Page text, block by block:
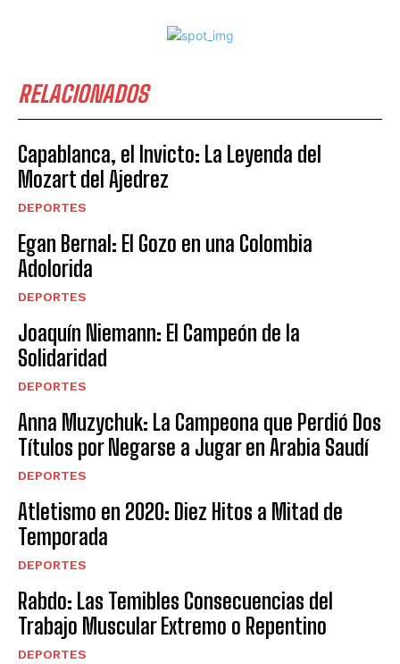
RELACIONADOS
Capablanca, el Invicto: La Leyenda del
Mozart del Ajedrez
DEPORTES
Egan Bernal: El Gozo en una Colombia
Adolorida
DEPORTES
Joaquín Niemann: El Campeón de la
Solidaridad
DEPORTES
Anna Muzychuk: La Campeona que Perdió Dos
Títulos por Negarse a Jugar en Arabia Saudí
DEPORTES
Atletismo en 2020: Diez Hitos a Mitad de
Temporada
DEPORTES
Rabdo: Las Temibles Consecuencias del
Trabajo Muscular Extremo o Repentino
DEPORTES